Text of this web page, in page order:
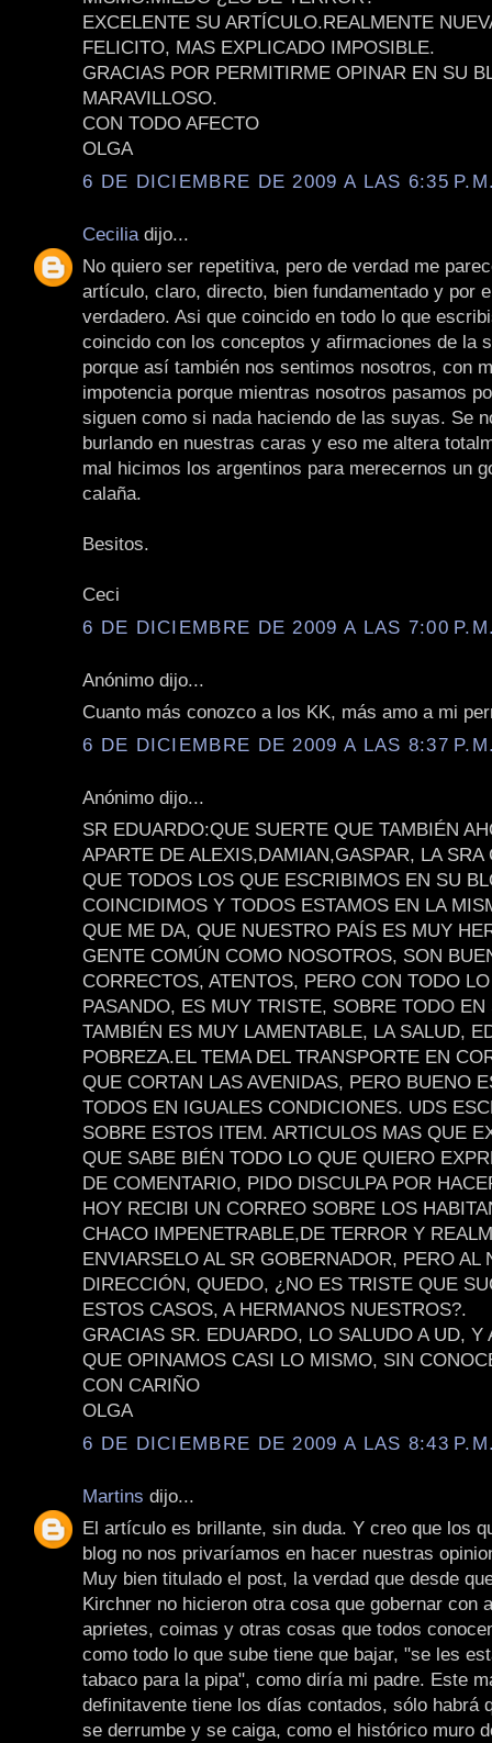
EXCELENTE SU ARTÍCULO.REALMENTE
FELICITO, MAS EXPLICADO IMPOSIBLE.
GRACIAS POR PERMITIRME OPINAR EN SU
MARAVILLOSO.
CON TODO AFECTO
OLGA
6 DE DICIEMBRE DE 2009 A LAS 6:35
Cecilia dijo...
No quiero ser repetitiva, pero de verdad me
artículo, claro, directo, bien fundamentado y por
verdadero. Asi que coincido en todo lo que
coincido con los conceptos y afirmaciones de la
porque así también nos sentimos nosotros, con
impotencia porque mientras nosotros pasamos
siguen como si nada haciendo de las suyas. Se
burlando en nuestras caras y eso me altera
mal hicimos los argentinos para merecernos un
calaña.
Besitos.
Ceci
6 DE DICIEMBRE DE 2009 A LAS 7:00
Anónimo dijo...
Cuanto más conozco a los KK, más amo a mi
6 DE DICIEMBRE DE 2009 A LAS 8:37
Anónimo dijo...
SR EDUARDO:QUE SUERTE QUE TAMBIÉN
APARTE DE ALEXIS,DAMIAN,GASPAR, LA SRA
QUE TODOS LOS QUE ESCRIBIMOS EN SU
COINCIDIMOS Y TODOS ESTAMOS EN LA
QUE ME DA, QUE NUESTRO PAÍS ES MUY
GENTE COMÚN COMO NOSOTROS, SON
CORRECTOS, ATENTOS, PERO CON TODO
PASANDO, ES MUY TRISTE, SOBRE TODO
TAMBIÉN ES MUY LAMENTABLE, LA SALUD,
POBREZA.EL TEMA DEL TRANSPORTE EN
QUE CORTAN LAS AVENIDAS, PERO BUENO
TODOS EN IGUALES CONDICIONES. UDS
SOBRE ESTOS ITEM. ARTICULOS MAS QUE
QUE SABE BIÉN TODO LO QUE QUIERO
DE COMENTARIO, PIDO DISCULPA POR
HOY RECIBI UN CORREO SOBRE LOS
CHACO IMPENETRABLE,DE TERROR Y
ENVIARSELO AL SR GOBERNADOR, PERO AL
DIRECCIÓN, QUEDO, ¿NO ES TRISTE QUE
ESTOS CASOS, A HERMANOS NUESTROS?.
GRACIAS SR. EDUARDO, LO SALUDO A UD, Y
QUE OPINAMOS CASI LO MISMO, SIN
CON CARIÑO
OLGA
6 DE DICIEMBRE DE 2009 A LAS 8:43
Martins dijo...
El artículo es brillante, sin duda. Y creo que los
blog no nos privaríamos en hacer nuestras
Muy bien titulado el post, la verdad que desde
Kirchner no hicieron otra cosa que gobernar con
aprietes, coimas y otras cosas que todos
como todo lo que sube tiene que bajar, "se les
tabaco para la pipa", como diría mi padre. Este
definitavente tiene los días contados, sólo habrá
se derrumbe y se caiga, como el histórico muro